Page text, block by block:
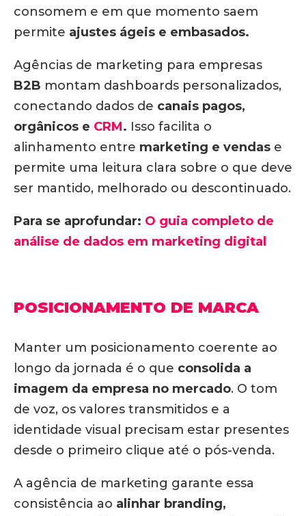
consomem e em que momento saem
permite ajustes ágeis e embasados.
Agências de marketing para empresas
B2B montam dashboards personalizados,
conectando dados de canais pagos,
orgânicos e CRM. Isso facilita o
alinhamento entre marketing e vendas e
permite uma leitura clara sobre o que deve
ser mantido, melhorado ou descontinuado.
Para se aprofundar: O guia completo de
análise de dados em marketing digital
POSICIONAMENTO DE MARCA
Manter um posicionamento coerente ao
longo da jornada é o que consolida a
imagem da empresa no mercado. O tom
de voz, os valores transmitidos e a
identidade visual precisam estar presentes
desde o primeiro clique até o pós-venda.
A agência de marketing garante essa
consistência ao alinhar branding,